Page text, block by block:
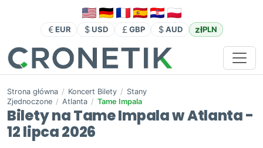
EUR USD GBP AUD złPLN
Strona główna / Koncert Bilety / Stany
Zjednoczone / Atlanta / Tame Impala
Bilety na Tame Impala w Atlanta -
12 lipca 2026